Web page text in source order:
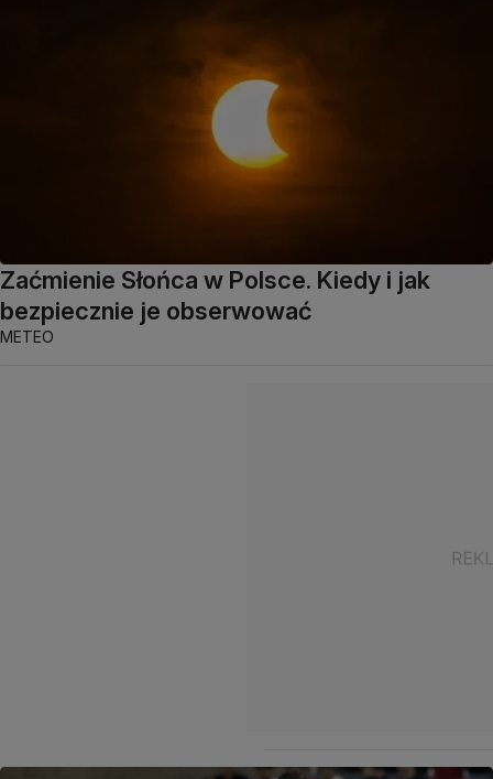
Zaćmienie Słońca w Polsce. Kiedy i jak
bezpiecznie je obserwować
METEO